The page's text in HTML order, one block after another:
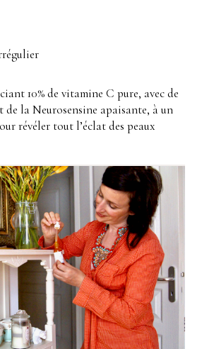
10% de vitamine C pure, avec de
de la Neurosensine apaisante, à un
révéler tout l’éclat des peaux